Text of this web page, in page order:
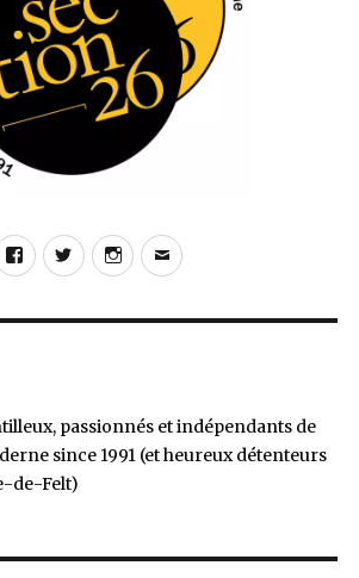
FacebookTwitterInstagram
E-
passionnés et indépendants de
since 1991 (et heureux détenteurs
de-Felt)